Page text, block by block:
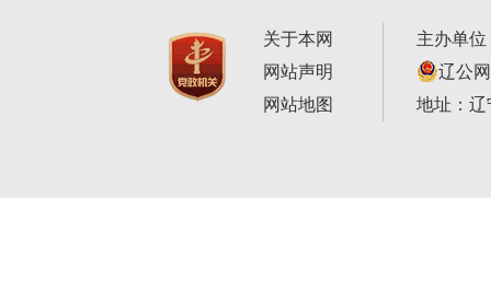
关于本网
网站声明
网站地图
主办单
辽公
地址：辽